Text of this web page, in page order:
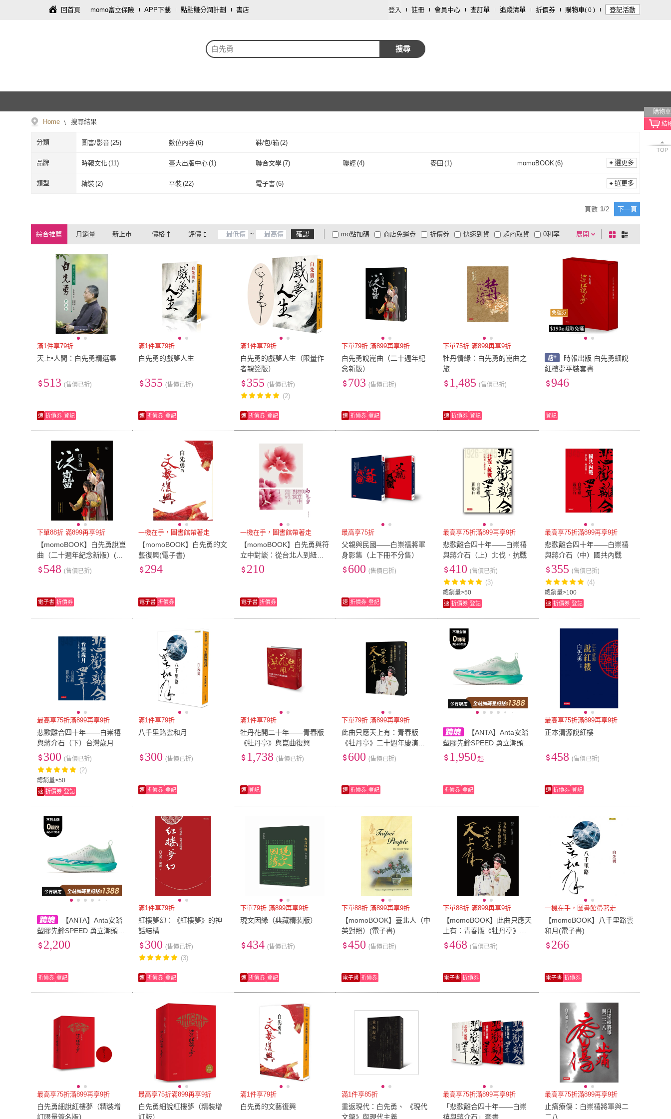
回首頁 momo富立保險 APP下載 點點賺分潤計劃 書店 登入 註冊 會員中心 查訂單 追蹤清單 折價券 購物車( 0 ) 登記活動
白先勇 搜尋
購物車
TOP
Home 搜尋結果
分類 圖書/影音(25) 數位內容(6) 鞋/包/箱(2)
品牌 時報文化(11) 臺大出版中心(1) 聯合文學(7) 聯經(4) 麥田 (1) momoBOOK (6)
ANTA(2
時報文化 臺大出版中心 聯合文學
選更多
類型 精裝(2) 平裝(22) 電子書(6) 選更多
頁數 1/2 下一頁
綜合推薦 月銷量 新上市 價格 評價 ~ 確認 展開
折價券
有影片
商品有量 電視購物
mo點加碼 快速到貨 超商取貨
大家電安心配
大家電快配
商店免運券 0利率
棋
盤
列
滿1件享79折
天上•人間：白先勇精選集
513 (售價已折)
速 折價券 登記
滿1件享79折
白先勇的戲夢人生
355 (售價已折)
速 折價券 登記
滿1件享79折
白先勇的戲夢人生（限量作
者親簽版）
355 (售價已折)
(2)
速 折價券 登記
下單79折 滿899再享9折
白先勇說崑曲（二十週年紀
念新版）
703 (售價已折)
速 折價券 登記
下單75折 滿899再享9折
牡丹情緣：白先勇的崑曲之
旅
1,485 (售價已折)
速 折價券 登記
免運券
時報出版 白先勇細說
紅樓夢平裝套書
946
登記
下單88折 滿899再享9折
【momoBOOK】白先勇說崑
曲（二十週年紀念新版）(電
子書)
548 (售價已折)
電子書 折價券
一機在手，圖書館帶著走
【momoBOOK】白先勇的文
藝復興(電子書)
294
電子書 折價券
一機在手，圖書館帶著走
【momoBOOK】白先勇與符
立中對談：從台北人到紐約
客(電子書)
210
電子書 折價券
最高享75折
父親與民國――白崇禧將軍
身影集（上下冊不分售）
600 (售價已折)
速 折價券 登記
最高享75折滿899再享9折
悲歡離合四十年――白崇禧
與蔣介石（上）北伐．抗戰
總銷量>50
410 (售價已折)
(3)
速 折價券 登記
最高享75折滿899再享9折
悲歡離合四十年――白崇禧
與蔣介石（中）國共內戰
總銷量>100
355 (售價已折)
(4)
速 折價券 登記
最高享75折滿899再享9折
悲歡離合四十年――白崇禧
與蔣介石（下）台灣歲月
總銷量>50
300 (售價已折)
(2)
速 折價券 登記
滿1件享79折
八千里路雲和月
300 (售價已折)
速 折價券 登記
滿1件享79折
牡丹花開二十年――青春版
《牡丹亭》與崑曲復興
1,738 (售價已折)
速 登記
下單79折 滿899再享9折
此曲只應天上有：青春版
《牡丹亭》二十週年慶演紀
錄 600 (售價已折)
速 折價券 登記
【ANTA】Anta安踏
塑膠先鋒SPEED 勇立潮頭
場地競訓 織物賈卡 低幫 氮
科技 中足TPU 休閒訓練體測
545570-2
1,950 起
折價券 登記
最高享75折滿899再享9折
正本清源說紅樓
458 (售價已折)
速 折價券 登記
【ANTA】Anta安踏
塑膠先鋒SPEED 勇立潮頭
場地競訓 低幫 氮科技 中足T
PU 休閒短跑體測體考競速跑
5
2,200
折價券 登記
滿1件享79折
紅樓夢幻：《紅樓夢》的神
話結構
300 (售價已折)
(3)
速 折價券 登記
下單79折 滿899再享9折
現文因緣（典藏精裝版）
434 (售價已折)
速 折價券 登記
下單88折 滿899再享9折
【momoBOOK】臺北人（中
英對照）(電子書)
450 (售價已折)
電子書 折價券
下單88折 滿899再享9折
【momoBOOK】此曲只應天
上有：青春版《牡丹亭》二
十週年慶演紀錄【電子書加
值收錄訪談專文】(電子書)
468 (售價已折)
電子書 折價券
一機在手，圖書館帶著走
【momoBOOK】八千里路雲
和月(電子書)
266
電子書 折價券
最高享75折滿899再享9折
白先勇細說紅樓夢（精裝增
訂限量簽名版）
最高享75折滿899再享9折
白先勇細說紅樓夢（精裝增
訂版）
滿1件享79折
白先勇的文藝復興
滿1件享85折
重返現代：白先勇、 《現代
文學》與現代主義
最高享75折滿899再享9折
「悲歡離合四十年――白崇
禧與蔣介石」套書
最高享75折滿899再享9折
止痛療傷：白崇禧將軍與二
二八